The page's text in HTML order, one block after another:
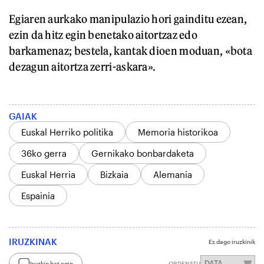
Egiaren aurkako manipulazio hori gainditu ezean,
ezin da hitz egin benetako aitortzaz edo
barkamenaz; bestela, kantak dioen moduan, «bota
dezagun aitortza zerri-askara».
GAIAK
Euskal Herriko politika
Memoria historikoa
36ko gerra
Gernikako bonbardaketa
Euskal Herria
Bizkaia
Alemania
Espainia
IRUZKINAK Ez dago iruzkinik